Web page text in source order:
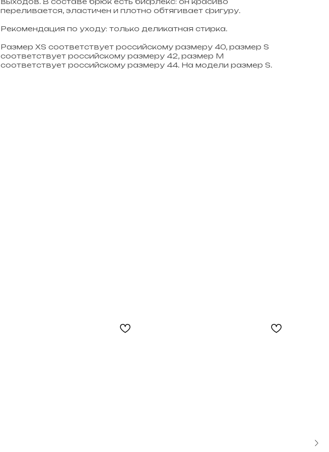
переливается, эластичен и плотно обтягивает фигуру.
Рекомендация по уходу: только деликатная стирка.
Размер XS соответствует российскому размеру 40, размер S
соответствует российскому размеру 42, размер M
соответствует российскому размеру 44. На модели размер S.